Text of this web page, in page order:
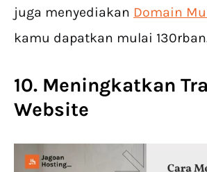
juga menyediakan Domain
kamu dapatkan mulai
10. Meningkatkan
Website